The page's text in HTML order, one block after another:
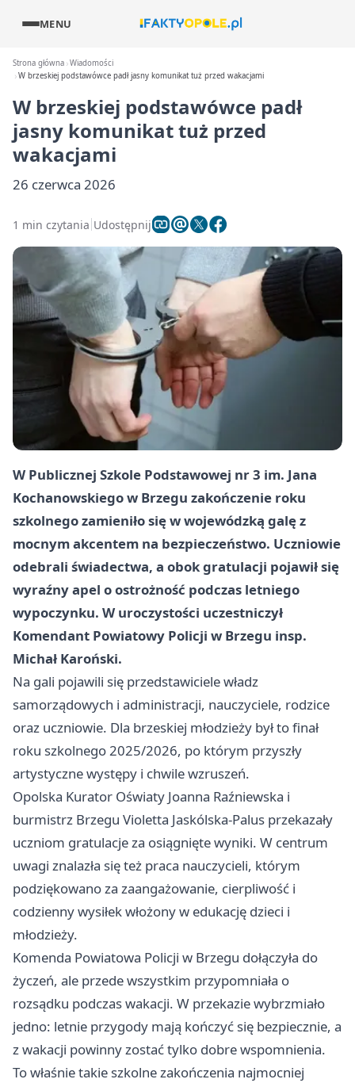
MENU
Strona główna Wiadomości
W brzeskiej podstawówce padł jasny komunikat tuż przed wakacjami
W brzeskiej podstawówce padł
jasny komunikat tuż przed
wakacjami
26 czerwca 2026
1 min czytania Udostępnij
W Publicznej Szkole Podstawowej nr 3 im. Jana
Kochanowskiego w Brzegu zakończenie roku
szkolnego zamieniło się w wojewódzką galę z
mocnym akcentem na bezpieczeństwo. Uczniowie
odebrali świadectwa, a obok gratulacji pojawił się
wyraźny apel o ostrożność podczas letniego
wypoczynku. W uroczystości uczestniczył
Komendant Powiatowy Policji w Brzegu insp.
Michał Karoński.
Na gali pojawili się przedstawiciele władz
samorządowych i administracji, nauczyciele, rodzice
oraz uczniowie. Dla brzeskiej młodzieży był to finał
roku szkolnego 2025/2026, po którym przyszły
artystyczne występy i chwile wzruszeń.
Opolska Kurator Oświaty Joanna Raźniewska i
burmistrz Brzegu Violetta Jaskólska-Palus przekazały
uczniom gratulacje za osiągnięte wyniki. W centrum
uwagi znalazła się też praca nauczycieli, którym
podziękowano za zaangażowanie, cierpliwość i
codzienny wysiłek włożony w edukację dzieci i
młodzieży.
Komenda Powiatowa Policji w Brzegu dołączyła do
życzeń, ale przede wszystkim przypomniała o
rozsądku podczas wakacji. W przekazie wybrzmiało
jedno: letnie przygody mają kończyć się bezpiecznie, a
z wakacji powinny zostać tylko dobre wspomnienia.
To właśnie takie szkolne zakończenia najmocniej